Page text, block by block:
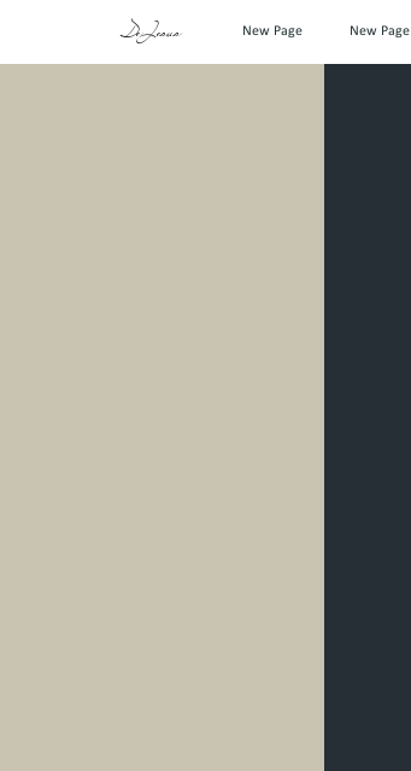
DeJesus New Page New Page